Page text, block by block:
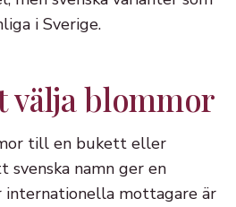
i Sverige.
välja blommor
till en bukett eller
svenska namn ger en
internationella mottagare är